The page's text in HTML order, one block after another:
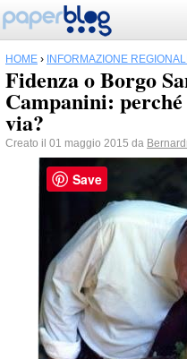
HOME › INFORMAZIONE
Fidenza o Borgo
Campanini:
via?
Creato il 01 maggio 2015 da
Save